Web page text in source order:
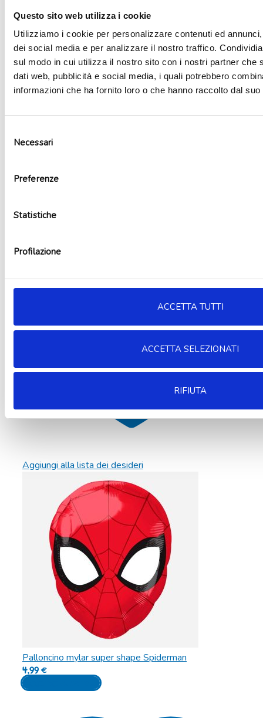
Questo sito web utilizza i cookie
Utilizziamo i cookie per personalizzare contenuti ed
dei social media e per analizzare il nostro traffico.
sul modo in cui utilizza il nostro sito con i nostri partner che
dati web, pubblicità e social media, i quali potrebbero
informazioni che ha fornito loro o che hanno raccolto dal
delNecessari
Preferenze
Statistiche
Profilazione
ACCETTA TUTTI
ACCETTA SELEZIONATI
RIFIUTA
Non disponibile
Aggiungi alla lista dei desideri
Palloncino mylar super shape Spiderman
4,99€
Aggiungi al carrello